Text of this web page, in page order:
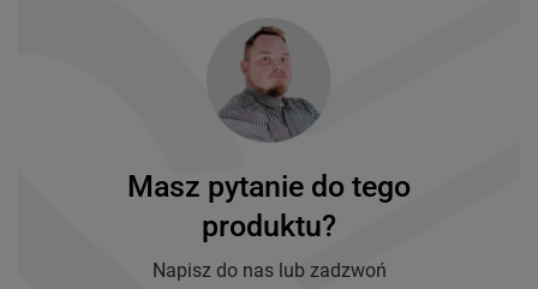
Masz pytanie do tego
produktu?
Napisz do nas lub zadzwoń